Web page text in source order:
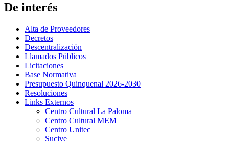
De interés
Alta de Proveedores
Decretos
Descentralización
Llamados Públicos
Licitaciones
Base Normativa
Presupuesto Quinquenal 2026-2030
Resoluciones
Links Externos
Centro Cultural La Paloma
Centro Cultural MEM
Centro Unitec
Sucive